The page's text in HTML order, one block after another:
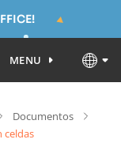
MENU
Documentos
celdas